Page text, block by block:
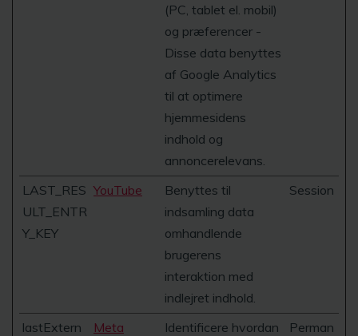
(PC, tablet el. mobil)
og præferencer -
Disse data benyttes
af Google Analytics
til at optimere
hjemmesidens
indhold og
annoncerelevans.
LAST_RES
ULT_ENTR
Y_KEY
YouTube
Benyttes til
indsamling data
omhandlende
brugerens
interaktion med
indlejret indhold.
Session
lastExtern
Meta
Identificere hvordan
Perman